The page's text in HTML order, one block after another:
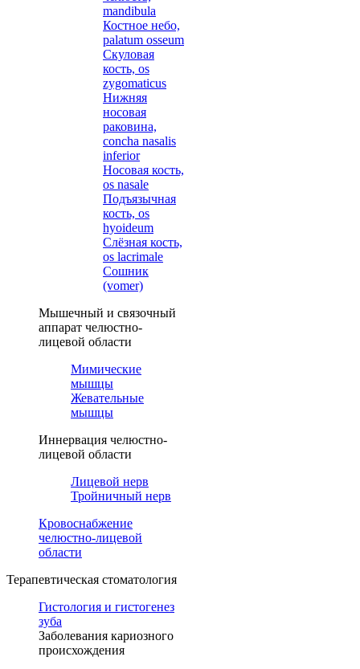
mandibula
Костное небо,
palatum osseum
Скуловая
кость, os
zygomaticus
Нижняя
носовая
раковина,
concha nasalis
inferior
Носовая кость,
os nasale
Подъязычная
кость, os
hyoideum
Слёзная кость,
os lacrimale
Сошник
(vomer)
Мышечный и связочный
аппарат челюстно-
лицевой области
Мимические
мышцы
Жевательные
мышцы
Иннервация челюстно-
лицевой области
Лицевой нерв
Тройничный нерв
Кровоснабжение
челюстно-лицевой
области
Терапевтическая стоматология
Гистология и гистогенез
зуба
Заболевания кариозного
происхождения